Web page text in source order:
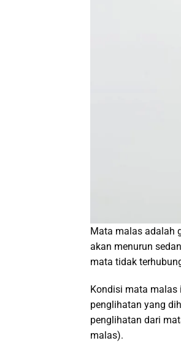
Mata malas adalah
akan menurun
mata tidak
Kondisi mata
penglihatan yang
penglihatan dari
malas).